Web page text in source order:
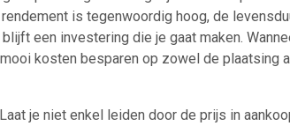
is tegenwoordig hoog, de
een investering die je gaat maken.
kosten besparen op zowel de plaatsing
je niet enkel leiden door de prijs in